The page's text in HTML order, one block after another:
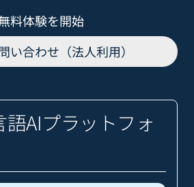
料体験を開始
い合わせ（法人利用）
語AIプラットフォ